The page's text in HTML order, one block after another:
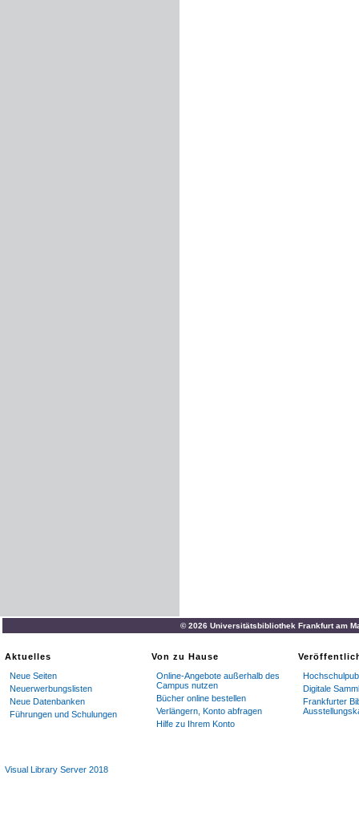
© 2026 Universitätsbibliothek Frankfurt am
Aktuelles
Neue Seiten
Neuerwerbungslisten
Neue Datenbanken
Führungen und Schulungen
Von zu Hause
Online-Angebote außerhalb des
Campus nutzen
Bücher online bestellen
Verlängern, Konto abfragen
Hilfe zu Ihrem Konto
Digitale
Frankfurter
Visual Library Server 2018